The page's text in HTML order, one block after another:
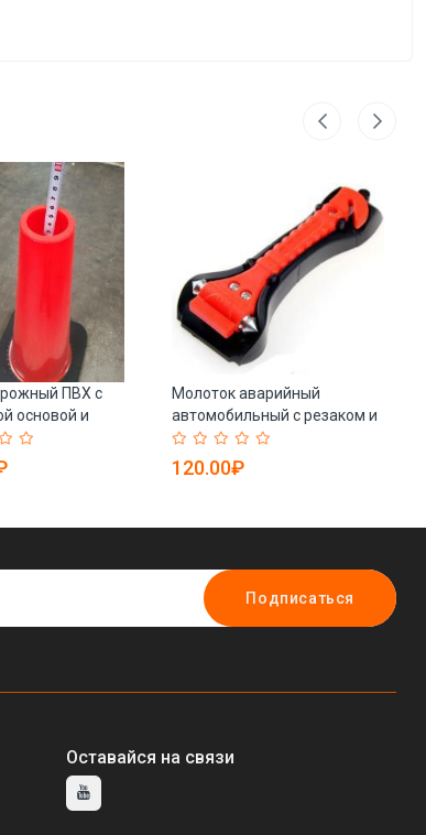
ПВХ с
основой и
лентой
Молоток аварийный
автомобильный с резаком и
карбидным наконечником
(арт. 25-5083812)
120.00₽
Подписаться
Оставайся на связи